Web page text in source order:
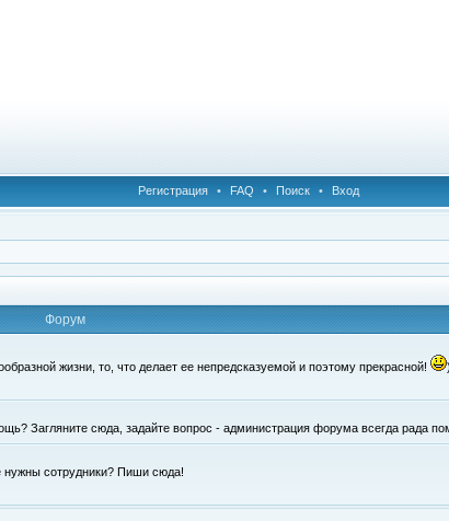
Регистрация • FAQ • Поиск • Вход
Форум
жизни, то, что делает ее непредсказуемой и поэтому прекрасной!
Загляните сюда, задайте вопрос - администрация форума всегда рада
нужны сотрудники? Пиши сюда!